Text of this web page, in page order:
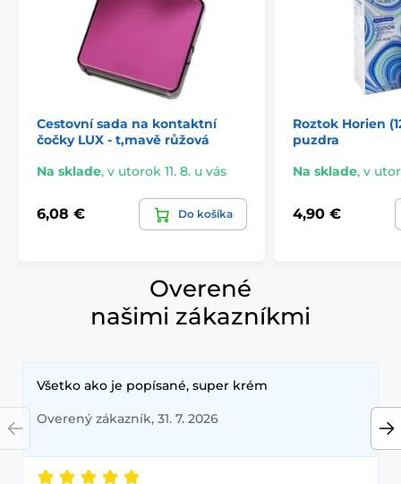
Cestovní sada na kontaktní
čočky LUX - t,mavě růžová
Na sklade, v utorok 11. 8. u vás
6,08 € Do košíka
Roztok Horien
puzdra
Na sklade, v
4,90 €
Overené
našimi zákazníkmi
Všetko ako je popísané, super krém
Overený zákazník, 31. 7. 2026